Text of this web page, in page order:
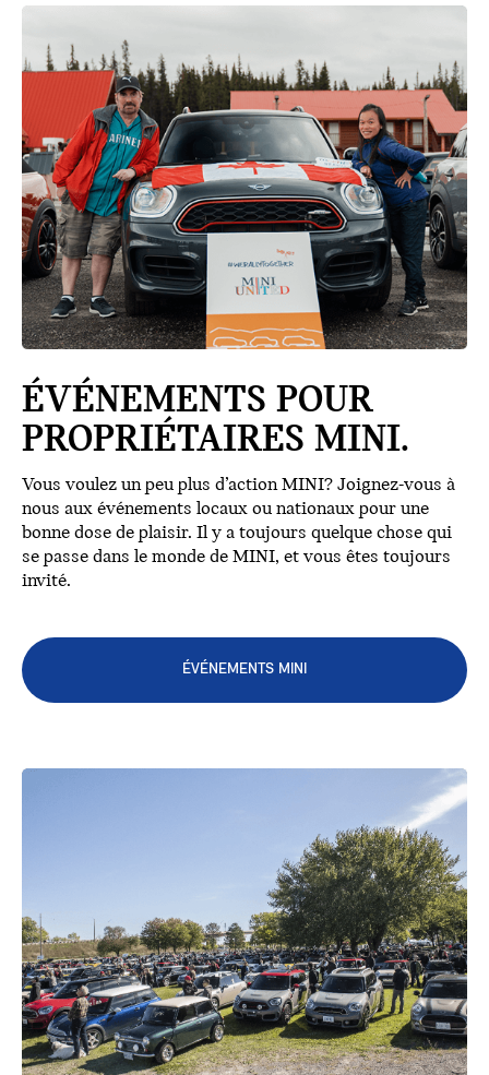
ÉVÉNEMENTS POUR
PROPRIÉTAIRES MINI.
Vous voulez un peu plus d’action MINI? Joignez-vous à
nous aux événements locaux ou nationaux pour une
bonne dose de plaisir. Il y a toujours quelque chose qui
se passe dans le monde de MINI, et vous êtes toujours
invité.
ÉVÉNEMENTS MINI